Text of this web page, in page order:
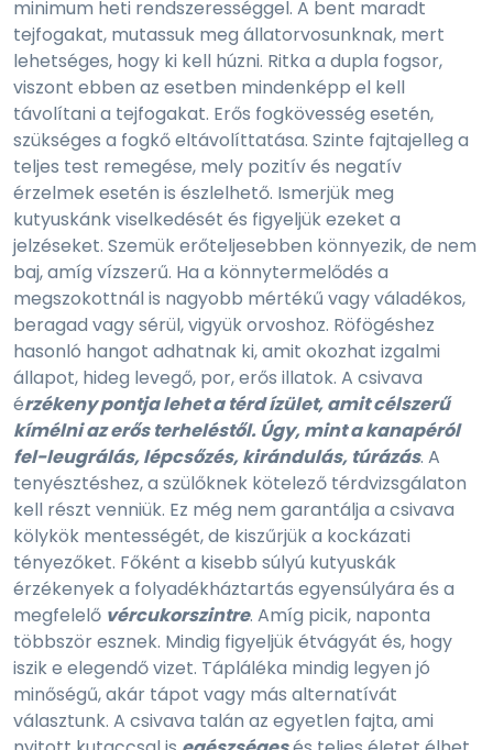
minimum heti rendszerességgel. A bent maradt
tejfogakat, mutassuk meg állatorvosunknak, mert
lehetséges, hogy ki kell húzni. Ritka a dupla fogsor,
viszont ebben az esetben mindenképp el kell
távolítani a tejfogakat. Erős fogkövesség esetén,
szükséges a fogkő eltávolíttatása. Szinte fajtajelleg a
teljes test remegése, mely pozitív és negatív
érzelmek esetén is észlelhető. Ismerjük meg
kutyuskánk viselkedését és figyeljük ezeket a
jelzéseket. Szemük erőteljesebben könnyezik, de nem
baj, amíg vízszerű. Ha a könnytermelődés a
megszokottnál is nagyobb mértékű vagy váladékos,
beragad vagy sérül, vigyük orvoshoz. Röfögéshez
hasonló hangot adhatnak ki, amit okozhat izgalmi
állapot, hideg levegő, por, erős illatok. A csivava
érzékeny pontja lehet a térd ízület, amit célszerű
kímélni az erős terheléstől. Úgy, mint a kanapéról
fel-leugrálás, lépcsőzés, kirándulás, túrázás. A
tenyésztéshez, a szülőknek kötelező térdvizsgálaton
kell részt venniük. Ez még nem garantálja a csivava
kölykök mentességét, de kiszűrjük a kockázati
tényezőket. Főként a kisebb súlyú kutyuskák
érzékenyek a folyadékháztartás egyensúlyára és a
megfelelő vércukorszintre. Amíg picik, naponta
többször esznek. Mindig figyeljük étvágyát és, hogy
iszik e elegendő vizet. Tápláléka mindig legyen jó
minőségű, akár tápot vagy más alternatívát
választunk. A csivava talán az egyetlen fajta, ami